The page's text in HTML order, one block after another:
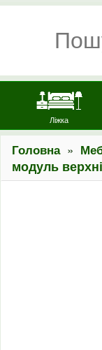
Ліжка
Головна»
модуль